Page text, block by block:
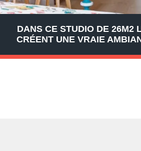
DANS CE STUDIO DE 26M2
CRÉENT UNE VRAIE